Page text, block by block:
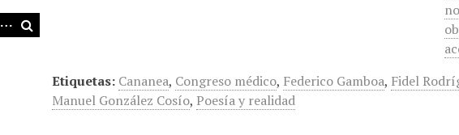
Etiquetas: Cananea, Congreso médico, Federico Gamboa, Fidel
Manuel González Cosío, Poesía y realidad